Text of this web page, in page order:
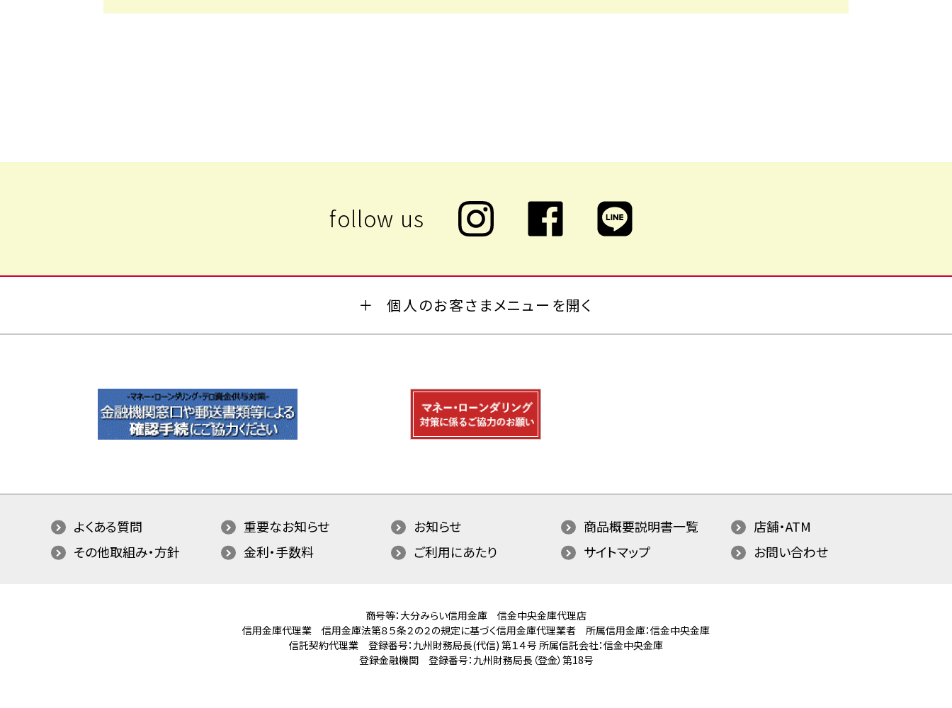
個人のお客さまメニューを開く
よくある質問 重要なお知らせ お知らせ 商品概要説明書一覧
店舗・ATM
その他取組み・方針
金利・手数料 ご利用にあたり サイトマップ お問い合わせ
商号等：大分みらい信用金庫 信金中央金庫代理店
信用金庫代理業 信用金庫法第８５条２の２の規定に基づく信用金庫代理業者 所属信用金庫：信金中央金庫
信託契約代理業 登録番号：九州財務局長(代信) 第１４号 所属信託会社：信金中央金庫
登録金融機関 登録番号：九州財務局長（登金）第18号